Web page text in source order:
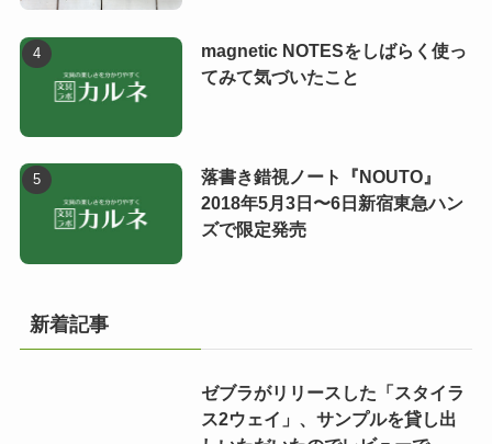
magnetic NOTESをしばらく使っ
てみて気づいたこと
落書き錯視ノート『NOUTO』
2018年5月3日〜6日新宿東急ハン
ズで限定発売
新着記事
ゼブラがリリースした「スタイラ
ス2ウェイ」、サンプルを貸し出